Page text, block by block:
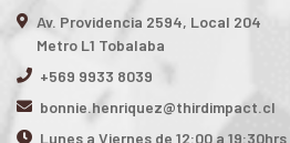
Av. Providencia 2594, Local 204
Metro L1 Tobalaba
+569 9933 8039
bonnie.henriquez@thirdimpact.cl
Lunes a Viernes de 12:00 a 19:30hrs